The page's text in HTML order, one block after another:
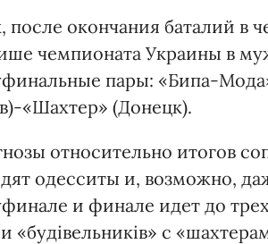
после окончания баталий в
чемпионата Украины в
пары: «Бипа-
«Шахтер» (Донецк).
относительно итогов
одесситы и, возможно,
и финале идет до
«будівельників» с